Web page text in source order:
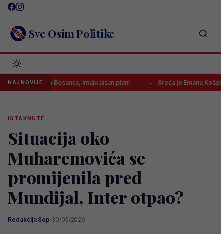
Skip
content Sve Osim Politike
NAJNOVIJE
za Bosanca, imaju jasan plan! Sreća je Emanu Košpi
ISTAKNUTE
Situacija oko
Muharemovića se
promijenila pred
Mundijal, Inter otpao?
Redakcija Sop·30/05/2026